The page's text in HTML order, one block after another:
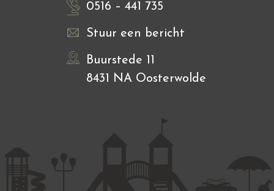
0516 – 441 735
Stuur een bericht
Buurstede 11
8431 NA Oosterwolde